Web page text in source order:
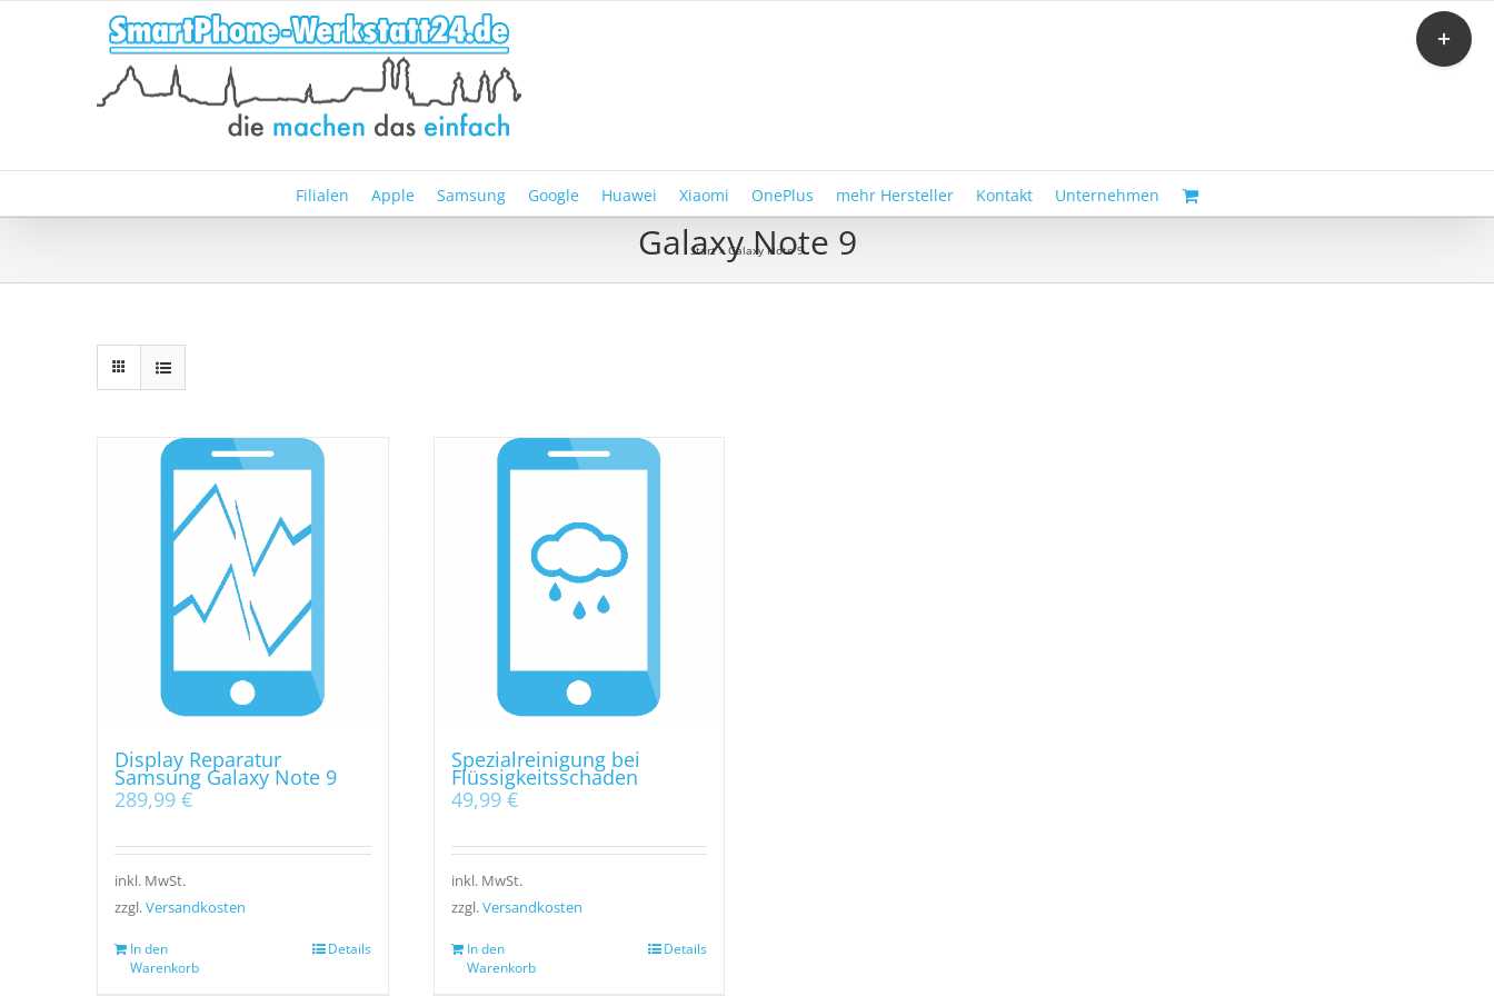
Filialen Apple Samsung Google Huawei Xiaomi OnePlus mehr Hersteller Kontakt Unternehmen
Galaxy Note 9
Start»Galaxy Note 9
Display Reparatur
Samsung Galaxy Note 9
289,99 €
inkl. MwSt.
zzgl.Versandkosten
In den
Warenkorb
Details
Spezialreinigung bei
Flüssigkeitsschaden
49,99 €
inkl. MwSt.
zzgl.Versandkosten
In den
Warenkorb
Details
Toggle
Sliding
Bar